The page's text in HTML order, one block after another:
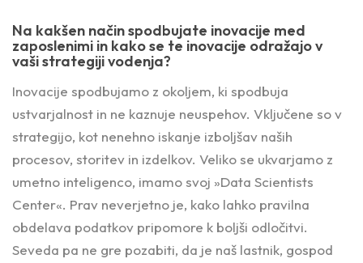
Na kakšen način spodbujate inovacije med
zaposlenimi in kako se te inovacije odražajo v
vaši strategiji vodenja?
Inovacije spodbujamo z okoljem, ki spodbuja
ustvarjalnost in ne kaznuje neuspehov. Vključene so v
strategijo, kot nenehno iskanje izboljšav naših
procesov, storitev in izdelkov. Veliko se ukvarjamo z
umetno inteligenco, imamo svoj »Data Scientists
Center«. Prav neverjetno je, kako lahko pravilna
obdelava podatkov pripomore k boljši odločitvi.
Seveda pa ne gre pozabiti, da je naš lastnik, gospod